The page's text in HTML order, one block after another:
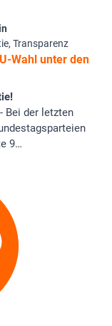
Transparenz
Wahl unter den
Bei der letzten
9…